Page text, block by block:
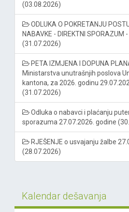
(03.08.2026)
ODLUKA O POKRETANJU
NABAVKE - DIREKTNI SPORAZUM
(31.07.2026)
PETA IZMJENA I DOPUNA
Ministarstva unutrašnjih poslova
kantona, za 2026. godinu
(31.07.2026)
Odluka o nabavci i plaćanju
sporazuma 27.07.2026. godine
RJEŠENJE o usvajanju žalbe
(28.07.2026)
Kalendar dešavanja